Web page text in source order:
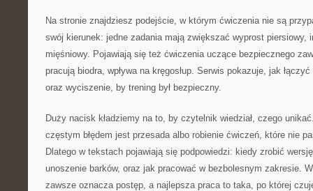
Na stronie znajdziesz podejście, w którym ćwiczenia nie są
swój kierunek: jedne zadania mają zwiększać wyprost piersiowy,
mięśniowy. Pojawiają się też ćwiczenia uczące bezpiecznego
pracują biodra, wpływa na kręgosłup. Serwis pokazuje, jak
oraz wyciszenie, by trening był bezpieczny.
Duży nacisk kładziemy na to, by czytelnik wiedział, czego
częstym błędem jest przesada albo robienie ćwiczeń, które nie
Dlatego w tekstach pojawiają się podpowiedzi: kiedy zrobić
unoszenie barków, oraz jak pracować w bezbolesnym zakresie.
zawsze oznacza postęp, a najlepsza praca to taka, po której